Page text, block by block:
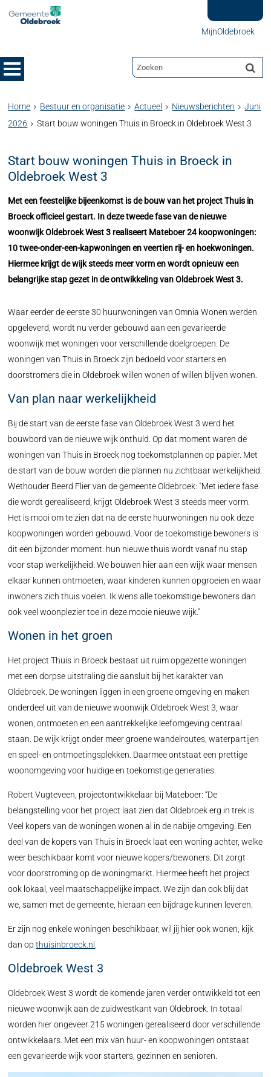
MijnOldebroek
Home Bestuur en organisatie Actueel Nieuwsberichten
Juni
2026
Start bouw woningen Thuis in Broeck in Oldebroek West 3
Start bouw woningen Thuis in Broeck in
Oldebroek West 3
Met een feestelijke bijeenkomst is de bouw van het project Thuis in
Broeck officieel gestart. In deze tweede fase van de nieuwe
woonwijk Oldebroek West 3 realiseert Mateboer 24 koopwoningen:
10 twee-onder-een-kapwoningen en veertien rij- en hoekwoningen.
Hiermee krijgt de wijk steeds meer vorm en wordt opnieuw een
belangrijke stap gezet in de ontwikkeling van Oldebroek West 3.
Waar eerder de eerste 30 huurwoningen van Omnia Wonen werden
opgeleverd, wordt nu verder gebouwd aan een gevarieerde
woonwijk met woningen voor verschillende doelgroepen. De
woningen van Thuis in Broeck zijn bedoeld voor starters en
doorstromers die in Oldebroek willen wonen of willen blijven wonen.
Van plan naar werkelijkheid
Bij de start van de eerste fase van Oldebroek West 3 werd het
bouwbord van de nieuwe wijk onthuld. Op dat moment waren de
woningen van Thuis in Broeck nog toekomstplannen op papier. Met
de start van de bouw worden die plannen nu zichtbaar werkelijkheid.
Wethouder Beerd Flier van de gemeente Oldebroek: "Met iedere fase
die wordt gerealiseerd, krijgt Oldebroek West 3 steeds meer vorm.
Het is mooi om te zien dat na de eerste huurwoningen nu ook deze
koopwoningen worden gebouwd. Voor de toekomstige bewoners is
dit een bijzonder moment: hun nieuwe thuis wordt vanaf nu stap
voor stap werkelijkheid. We bouwen hier aan een wijk waar mensen
elkaar kunnen ontmoeten, waar kinderen kunnen opgroeien en waar
inwoners zich thuis voelen. Ik wens alle toekomstige bewoners dan
ook veel woonplezier toe in deze mooie nieuwe wijk."
Wonen in het groen
Het project Thuis in Broeck bestaat uit ruim opgezette woningen
met een dorpse uitstraling die aansluit bij het karakter van
Oldebroek. De woningen liggen in een groene omgeving en maken
onderdeel uit van de nieuwe woonwijk Oldebroek West 3, waar
wonen, ontmoeten en een aantrekkelijke leefomgeving centraal
staan. De wijk krijgt onder meer groene wandelroutes, waterpartijen
en speel- en ontmoetingsplekken. Daarmee ontstaat een prettige
woonomgeving voor huidige en toekomstige generaties.
Robert Vugteveen, projectontwikkelaar bij Mateboer: “De
belangstelling voor het project laat zien dat Oldebroek erg in trek is.
Veel kopers van de woningen wonen al in de nabije omgeving. Een
deel van de kopers van Thuis in Broeck laat een woning achter, welke
weer beschikbaar komt voor nieuwe kopers/bewoners. Dit zorgt
voor doorstroming op de woningmarkt. Hiermee heeft het project
ook lokaal, veel maatschappelijke impact. We zijn dan ook blij dat
we, samen met de gemeente, hieraan een bijdrage kunnen leveren.
Er zijn nog enkele woningen beschikbaar, wil jij hier ook wonen, kijk
dan opthuisinbroeck.nl
Oldebroek West 3
Oldebroek West 3 wordt de komende jaren verder ontwikkeld tot een
nieuwe woonwijk aan de zuidwestkant van Oldebroek. In totaal
worden hier ongeveer 215 woningen gerealiseerd door verschillende
ontwikkelaars. Met een mix van huur- en koopwoningen ontstaat
een gevarieerde wijk voor starters, gezinnen en senioren.